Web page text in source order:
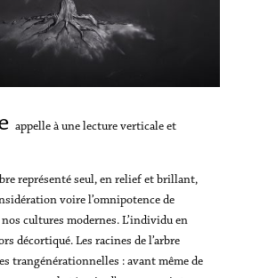
appelle à une lecture verticale et
représenté seul, en relief et brillant,
voire l’omnipotence de
cultures modernes. L’individu en
décortiqué. Les racines de l’arbre
trangénérationnelles : avant même de